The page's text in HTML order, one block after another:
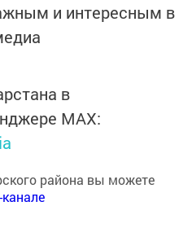
и интересным в
в
MАХ:
района вы можете